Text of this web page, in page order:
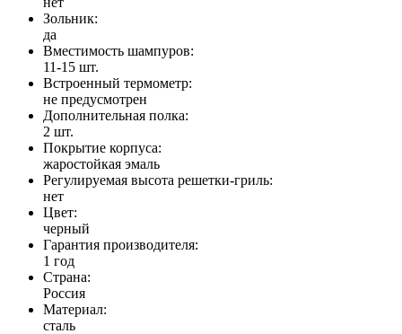
Зольник:
да
Вместимость шампуров:
11-15 шт.
Встроенный термометр:
не предусмотрен
Дополнительная полка:
2 шт.
Покрытие корпуса:
жаростойкая эмаль
Регулируемая высота решетки-гриль:
нет
Цвет:
черный
Гарантия производителя:
1 год
Страна:
Россия
Материал:
сталь